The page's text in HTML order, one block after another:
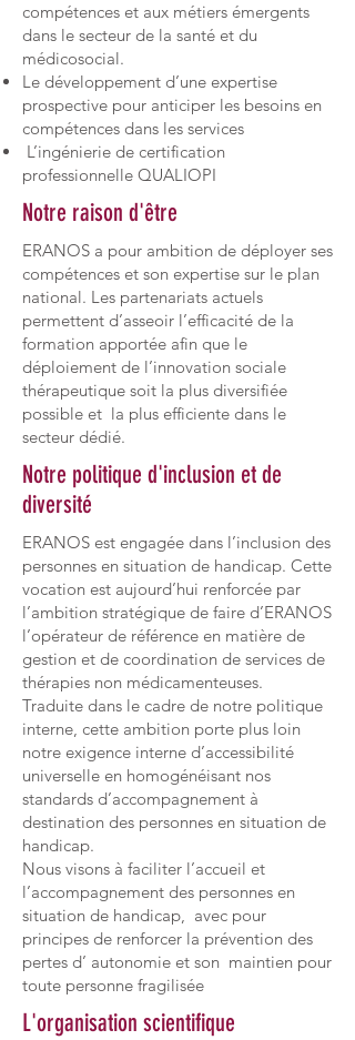
compétences et aux métiers émergents
dans le secteur de la santé et du
médicosocial.
Le développement d’une expertise
prospective pour anticiper les besoins en
compétences dans les services
L’ingénierie de certification
professionnelle QUALIOPI
Notre raison d'être
ERANOS a pour ambition de déployer ses
compétences et son expertise sur le plan
national. Les partenariats actuels
permettent d’asseoir l’efficacité de la
formation apportée afin que le
déploiement de l’innovation sociale
thérapeutique soit la plus diversifiée
possible et la plus efficiente dans le
secteur dédié.
Notre politique d'inclusion et de
diversité
ERANOS est engagée dans l’inclusion des
personnes en situation de handicap. Cette
vocation est aujourd’hui renforcée par
l’ambition stratégique de faire d’ERANOS
l’opérateur de référence en matière de
gestion et de coordination de services de
thérapies non médicamenteuses.
Traduite dans le cadre de notre politique
interne, cette ambition porte plus loin
notre exigence interne d’accessibilité
universelle en homogénéisant nos
standards d’accompagnement à
destination des personnes en situation de
handicap.
Nous visons à faciliter l’accueil et
l’accompagnement des personnes en
situation de handicap, avec pour
principes de renforcer la prévention des
pertes d’ autonomie et son maintien pour
toute personne fragilisée
L'organisation scientifique